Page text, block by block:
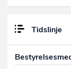
Tidslinje